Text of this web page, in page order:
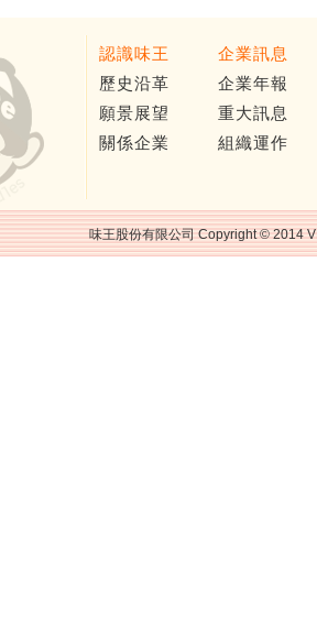
認識味王
歷史沿革
願景展望
關係企業
企業訊息
企業年報
重大訊息
組織運作
味王股份有限公司 Copyright © 2014